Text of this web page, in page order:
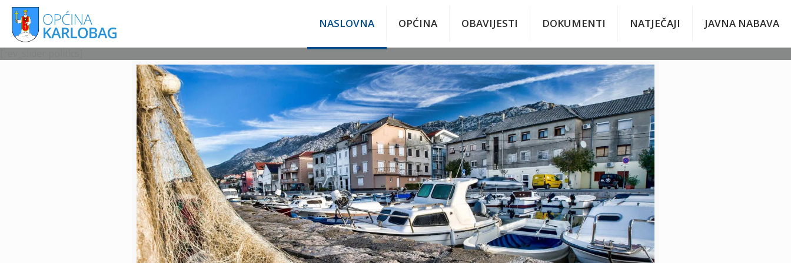
NASLOVNA OPĆINA OBAVIJESTI DOKUMENTI NATJEČAJI JAVNA NABAVA